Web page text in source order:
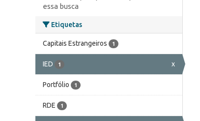
essa busca
Etiquetas
Capitais Estrangeiros 1
IED 1 x
Portfólio 1
RDE 1